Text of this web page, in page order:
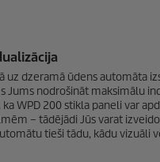
uz dzeramā ūdens automāta
Jums nodrošināt maksimālu
WPD 200 stikla paneli var
– tādējādi Jūs varat
tieši tādu, kādu vizuāli